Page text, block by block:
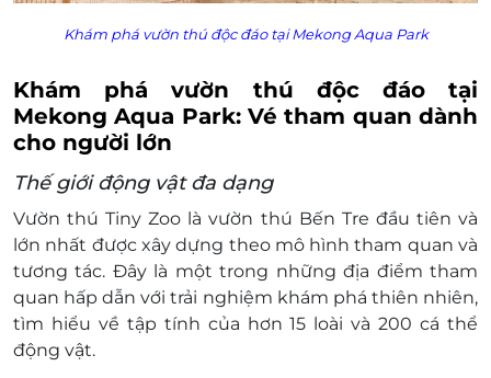
Khám phá vườn thú độc đáo tại Mekong Aqua Park
Khám phá vườn thú độc đáo tại
Mekong Aqua Park: Vé tham quan dành
cho người lớn
Thế giới động vật đa dạng
Vườn thú Tiny Zoo là vườn thú Bến Tre đầu tiên và
lớn nhất được xây dựng theo mô hình tham quan và
tương tác. Đây là một trong những địa điểm tham
quan hấp dẫn với trải nghiệm khám phá thiên nhiên,
tìm hiểu về tập tính của hơn 15 loài và 200 cá thể
động vật.